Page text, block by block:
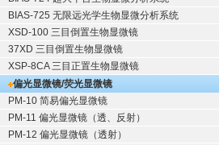
BIAS-725 无限远光学生物显微分析系统
XSD-100 三目倒置生物显微镜
37XD 三目倒置生物显微镜
XSP-8CA 三目正置生物显微镜
偏光显微镜/荧光显微镜
PM-10 简易偏光显微镜
PM-11 偏光显微镜（透、反射）
PM-12 偏光显微镜（透射）